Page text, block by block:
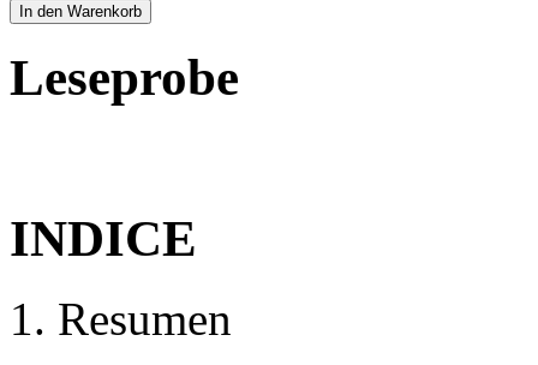
In den Warenkorb
Leseprobe
INDICE
1. Resumen